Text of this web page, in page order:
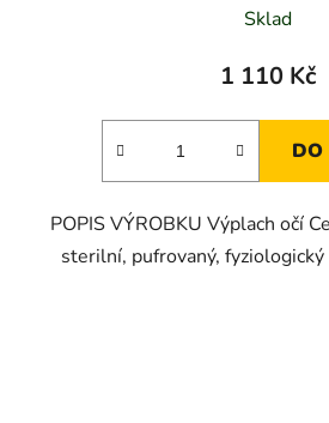
Sklad
1 110 Kč
DO
POPIS VÝROBKU Výplach očí
sterilní, pufrovaný,